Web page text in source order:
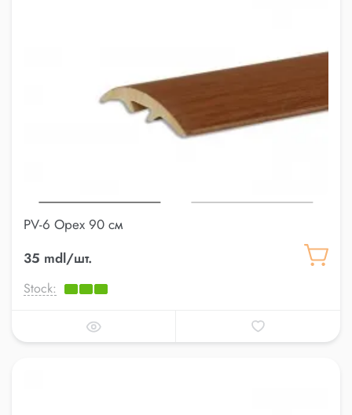
PV-6 Орех 90 см
35 mdl/шт.
Stock: